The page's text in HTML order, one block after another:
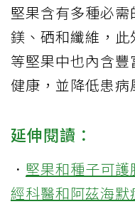
堅果含有多種必需
鎂、硒和纖維，
等堅果中也內含
健康，並降低患病
延伸閱讀：
． 堅果和種子可
經科醫和阿茲海默